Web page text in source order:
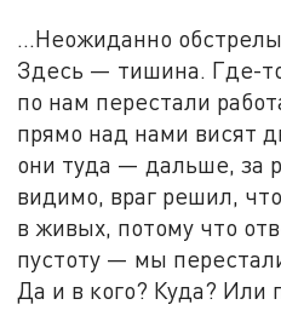
...Неожиданно
Здесь — тишина. Где-
по нам перестали
прямо над нами висят
они туда — дальше, за
видимо, враг решил,
в живых, потому что
пустоту — мы
Да и в кого? Куда? Или